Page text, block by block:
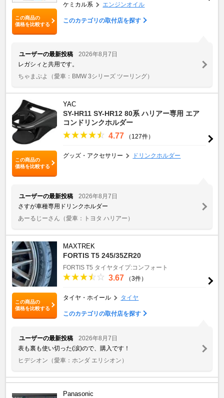
この商品の
価格を比較する
ケミカル系 エンジンオイル
このカテゴリの取付店を探す
ユーザーの最新投稿
2026年8月7日
レガシィと共用です。
ちゃまぷよ
（愛車：BMW 3シリーズ ツーリング）
この商品の
価格を比較する
YAC
SY-HR11 SY-HR12 80系 ハリアー専用 エア
コンドリンクホルダー
4.77 （127件）
グッズ・アクセサリー ドリンクホルダー
ユーザーの最新投稿
2026年8月7日
さすが車種専用ドリンクホルダー
あーるじーさん （愛車：トヨタ ハリアー）
この商品の
価格を比較する
MAXTREK
FORTIS T5 245/35ZR20
FORTIS T5 タイヤタイプ:コンフォート
3.67 （3件）
タイヤ・ホイール タイヤ
このカテゴリの取付店を探す
ユーザーの最新投稿
2026年8月7日
表も裏も使い切った(涙)ので、購入です！
ヒデシオン （愛車：ホンダ エリシオン）
Panasonic